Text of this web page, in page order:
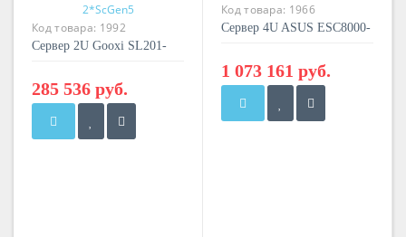
Код товара: 1992
Сервер 2U Gooxi SL201-
2*ScGen5
285 536 руб.
Код товара: 1966
Сервер 4U ASUS ESC8000-
1 073 161 руб.